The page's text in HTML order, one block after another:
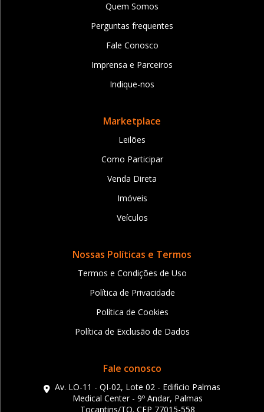
Quem Somos
Perguntas frequentes
Fale Conosco
Imprensa e Parceiros
Indique-nos
Marketplace
Leilões
Como Participar
Venda Direta
Imóveis
Veículos
Nossas Políticas e Termos
Termos e Condições de Uso
Política de Privacidade
Política de Cookies
Política de Exclusão de Dados
Fale conosco
Av. LO-11 - QI-02, Lote 02 - Edificio Palmas
Medical Center - 9º Andar, Palmas
Tocantins/TO. CEP 77015-558